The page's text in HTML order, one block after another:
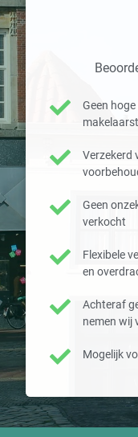
Geen
Verzekerd
Geen
verkocht
Flexibele
en
Achteraf
nemen wij
Mogelijk